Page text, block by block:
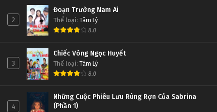
2
Đoạn Trường Nam Ai
Thể loại: Tâm Lý
8.0
3
Chiếc Vòng Ngọc Huyết
Thể loại: Tâm Lý
8.0
4
Những Cuộc Phiêu Lưu Rùng Rợn Của Sabrina
(Phần 1)